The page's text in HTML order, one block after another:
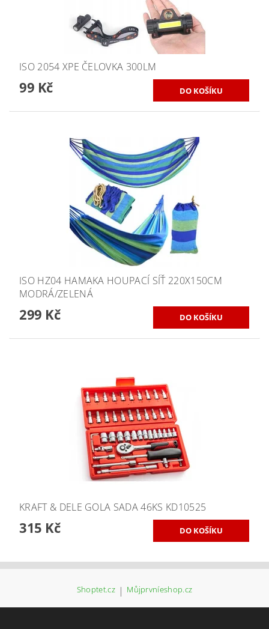
ISO 2054 XPE ČELOVKA 300LM
99 Kč
ISO HZ04 HAMAKA HOUPACÍ SÍŤ 220X150CM
MODRÁ/ZELENÁ
299 Kč
KRAFT & DELE GOLA SADA 46KS KD10525
315 Kč
Shoptet.cz | Můjprvníeshop.cz